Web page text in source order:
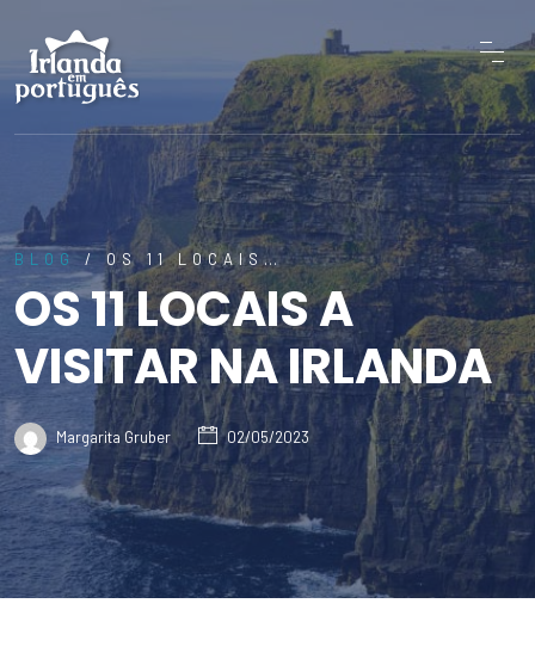
BLOG / OS 11 LOCAIS…
OS 11 LOCAIS A
VISITAR NA IRLANDA
Margarita Gruber 02/05/2023